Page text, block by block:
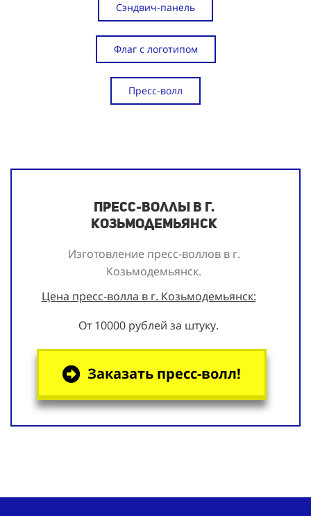
Сэндвич-панель
Флаг с логотипом
Пресс-волл
Пресс-воллы в г.
Козьмодемьянск
Изготовление пресс-воллов в г.
Козьмодемьянск.
Цена пресс-волла в г. Козьмодемьянск:
От 10000 рублей за штуку.
Заказать пресс-волл!